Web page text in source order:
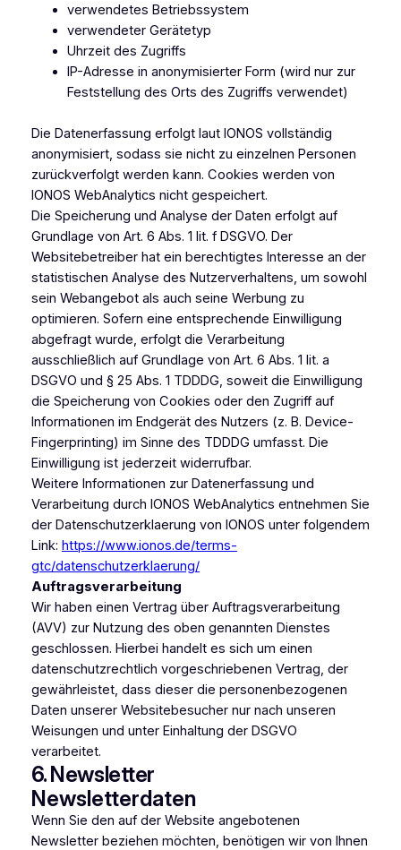
verwendetes Betriebssystem
verwendeter Gerätetyp
Uhrzeit des Zugriffs
IP-Adresse in anonymisierter Form (wird nur zur
Feststellung des Orts des Zugriffs verwendet)
Die Datenerfassung erfolgt laut IONOS vollständig
anonymisiert, sodass sie nicht zu einzelnen Personen
zurückverfolgt werden kann. Cookies werden von
IONOS WebAnalytics nicht gespeichert.
Die Speicherung und Analyse der Daten erfolgt auf
Grundlage von Art. 6 Abs. 1 lit. f DSGVO. Der
Websitebetreiber hat ein berechtigtes Interesse an der
statistischen Analyse des Nutzerverhaltens, um sowohl
sein Webangebot als auch seine Werbung zu
optimieren. Sofern eine entsprechende Einwilligung
abgefragt wurde, erfolgt die Verarbeitung
ausschließlich auf Grundlage von Art. 6 Abs. 1 lit. a
DSGVO und § 25 Abs. 1 TDDDG, soweit die Einwilligung
die Speicherung von Cookies oder den Zugriff auf
Informationen im Endgerät des Nutzers (z. B. Device-
Fingerprinting) im Sinne des TDDDG umfasst. Die
Einwilligung ist jederzeit widerrufbar.
Weitere Informationen zur Datenerfassung und
Verarbeitung durch IONOS WebAnalytics entnehmen Sie
der Datenschutzerklaerung von IONOS unter folgendem
Link: https://www.ionos.de/terms-
gtc/datenschutzerklaerung/
Auftragsverarbeitung
Wir haben einen Vertrag über Auftragsverarbeitung
(AVV) zur Nutzung des oben genannten Dienstes
geschlossen. Hierbei handelt es sich um einen
datenschutzrechtlich vorgeschriebenen Vertrag, der
gewährleistet, dass dieser die personenbezogenen
Daten unserer Websitebesucher nur nach unseren
Weisungen und unter Einhaltung der DSGVO
verarbeitet.
6. Newsletter
Newsletter­daten
Wenn Sie den auf der Website angebotenen
Newsletter beziehen möchten, benötigen wir von Ihnen